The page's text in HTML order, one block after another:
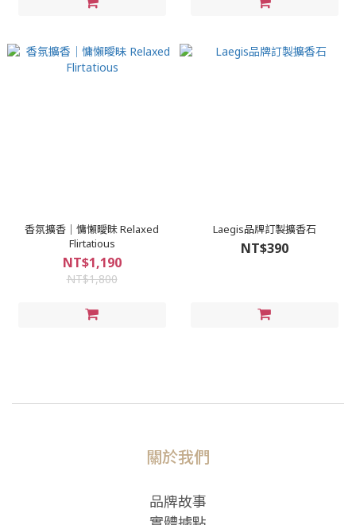
香氛擴香｜慵懶曖昧 Relaxed
Flirtatious
NT$1,190
NT$1,800
Laegis品牌訂製擴香石
NT$390
關於我們
品牌故事